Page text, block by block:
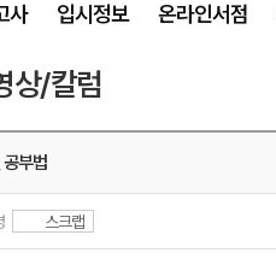
사 입시정보 온라인서점
상/칼럼
부법
스크랩